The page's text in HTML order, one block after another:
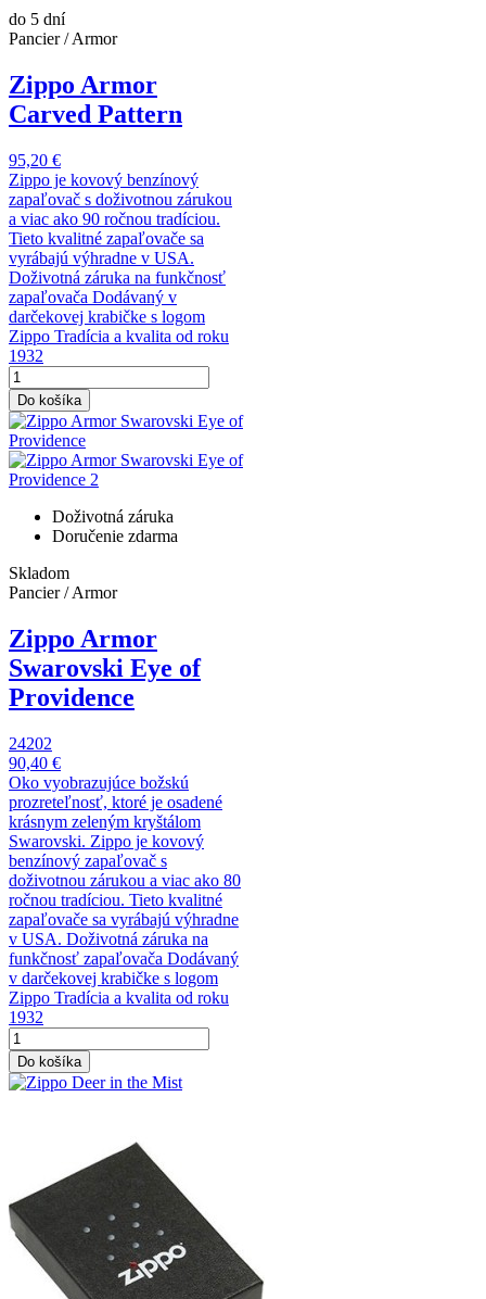
do 5 dní
Pancier / Armor
Zippo Armor
Carved Pattern
95,20 €
Zippo je kovový benzínový
zapaľovač s doživotnou zárukou
a viac ako 90 ročnou tradíciou.
Tieto kvalitné zapaľovače sa
vyrábajú výhradne v USA.
Doživotná záruka na funkčnosť
zapaľovača Dodávaný v
darčekovej krabičke s logom
Zippo Tradícia a kvalita od roku
1932
Do košíka
Doživotná záruka
Doručenie zdarma
Skladom
Pancier / Armor
Zippo Armor
Swarovski Eye of
Providence
24202
90,40 €
Oko vyobrazujúce božskú
prozreteľnosť, ktoré je osadené
krásnym zeleným kryštálom
Swarovski. Zippo je kovový
benzínový zapaľovač s
doživotnou zárukou a viac ako 80
ročnou tradíciou. Tieto kvalitné
zapaľovače sa vyrábajú výhradne
v USA. Doživotná záruka na
funkčnosť zapaľovača Dodávaný
v darčekovej krabičke s logom
Zippo Tradícia a kvalita od roku
1932
Do košíka